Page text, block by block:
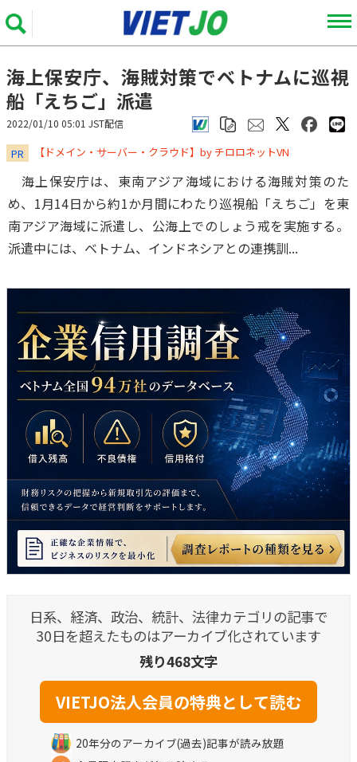
海上保安庁、海賊対策でベトナムに巡視
船「えちご」派遣
2022/01/10 05:01 JST配信
PR ​​​​​​​【ドメイン・サーバー・クラウド】by チロロネットVN
海上保安庁は、東南アジア海域における海賊対策のた
め、1月14日から約1か月間にわたり巡視船「えちご」を東
南アジア海域に派遣し、公海上でのしょう戒を実施する。
派遣中には、ベトナム、インドネシアとの連携訓...
日系、経済、政治、統計、法律カテゴリの記事で
30日を超えたものはアーカイブ化されています
残り468文字
20年分のアーカイブ(過去)記事が読み放題